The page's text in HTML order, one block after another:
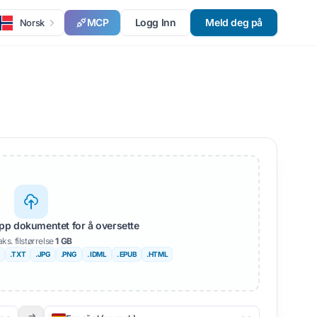
Norsk MCP Logg Inn Meld deg på
dokumentet for å oversette
filstørrelse1 GB
.TXT .JPG .PNG . IDML . EPUB .HTML